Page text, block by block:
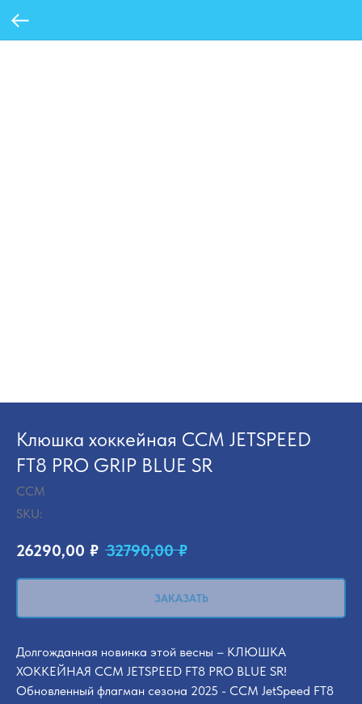
Клюшка хоккейная CCM JETSPEED
FT8 PRO GRIP BLUE SR
CCM
SKU:
26290,00 ₽ 32790,00 ₽
ЗАКАЗАТЬ
Долгожданная новинка этой весны – КЛЮШКА
ХОККЕЙНАЯ CCM JETSPEED FT8 PRO BLUE SR!
Обновленный флагман сезона 2025 - CCM JetSpeed FT8